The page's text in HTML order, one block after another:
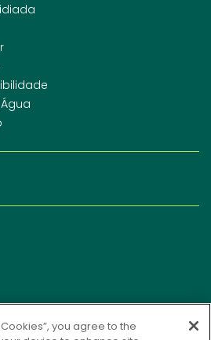
you agree to the